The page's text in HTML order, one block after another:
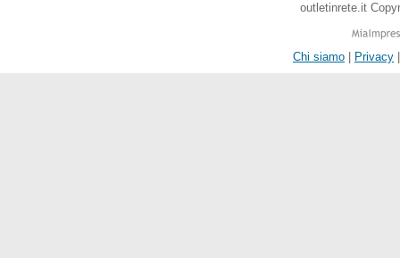
outletinrete.it
Chi siamo | Privacy